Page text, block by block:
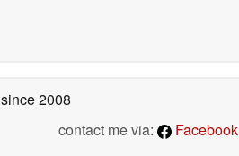
since 2008
contact me via:
Facebook